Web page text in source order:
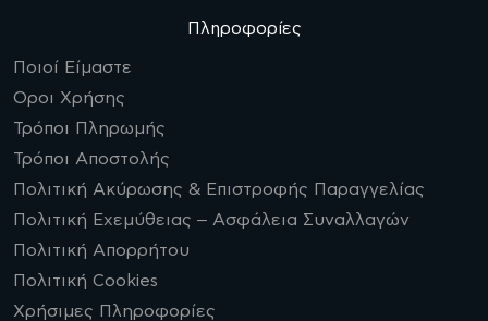
Πληροφορίες
Ποιοί Είμαστε
Οροι Χρήσης
Τρόποι Πληρωμής
Τρόποι Αποστολής
Πολιτική Ακύρωσης & Επιστροφής Παραγγελίας
Πολιτική Εχεμύθειας – Ασφάλεια Συναλλαγών
Πολιτική Απορρήτου
Πολιτική Cookies
Χρήσιμες Πληροφορίες